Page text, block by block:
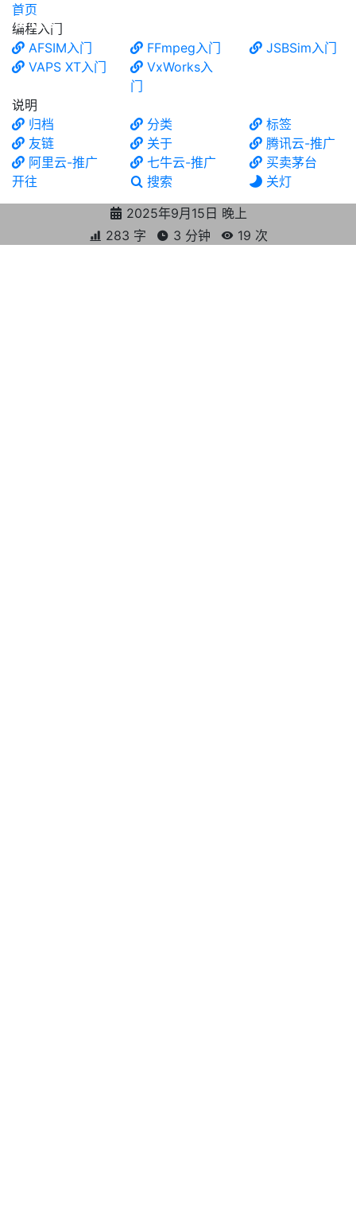
食铁兽
首页
编程入门
AFSIM入门
FFmpeg入门
JSBSim入门
VAPS XT入门
VxWorks入
门
说明
归档
分类
标签
友链
关于
腾讯云-推广
阿里云-推广
七牛云-推广
买卖茅台
开往
搜索
关灯
2025年9月15日 晚上
283 字
3 分钟 19 次